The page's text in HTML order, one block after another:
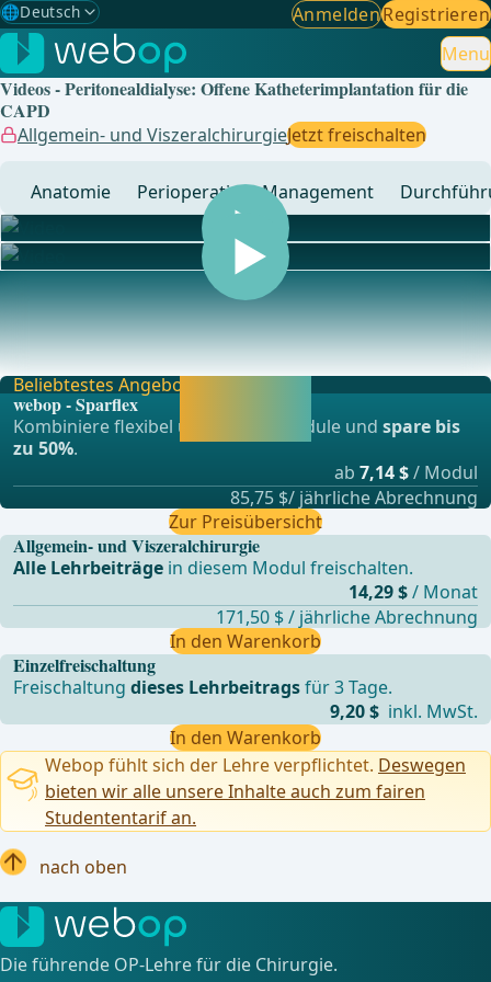
🌐Deutsch
Gewählte Sprache: Deutsch
🇩🇪 Deutsch ✓
🇬🇧English
🇪🇸Spanisch
🇧🇷Brasilianisch
AnmeldenRegistrieren
Menu
Videos - Peritonealdialyse: Offene Katheterimplantation für die
CAPD
Allgemein- und ViszeralchirurgieJetzt freischalten
Anatomie Perioperatives Management
... - Operationen aus der Allgemein-, Viszeral- und
Transplationschirurgie, Gefässchirurgie und Thor
Einzelfreischaltung
Freischaltungdieses Lehrbeitragsfür 3 Tage.
9,20 $ inkl. MwSt.
In den Warenkorb
Beliebtestes Angebot
webop - Sparflex
Kombiniere flexibel unsere Lernmodule undspare bis
zu 50%.
ab 7,14 $/ Modul
85,75 $/ jährliche Abrechnung
Zur Preisübersicht
Allgemein- und Viszeralchirurgie
Alle Lehrbeiträge in diesem Modul freischalten.
14,29 $/ Monat
171,50 $ / jährliche Abrechnung
In den Warenkorb
Webop fühlt sich der Lehre verpflichtet. Deswegen
bieten wir alle unsere Inhalte auch zum fairen
Studententarif an.
nach oben
Die führende OP-Lehre für die Chirurgie.